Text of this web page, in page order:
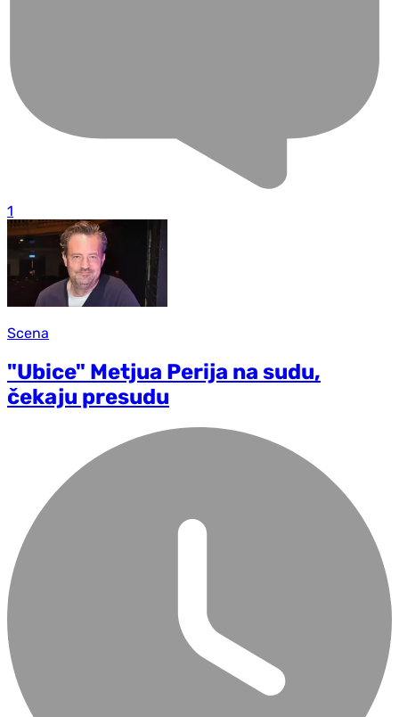
1
Scena
"Ubice" Metjua Perija na sudu,
čekaju presudu